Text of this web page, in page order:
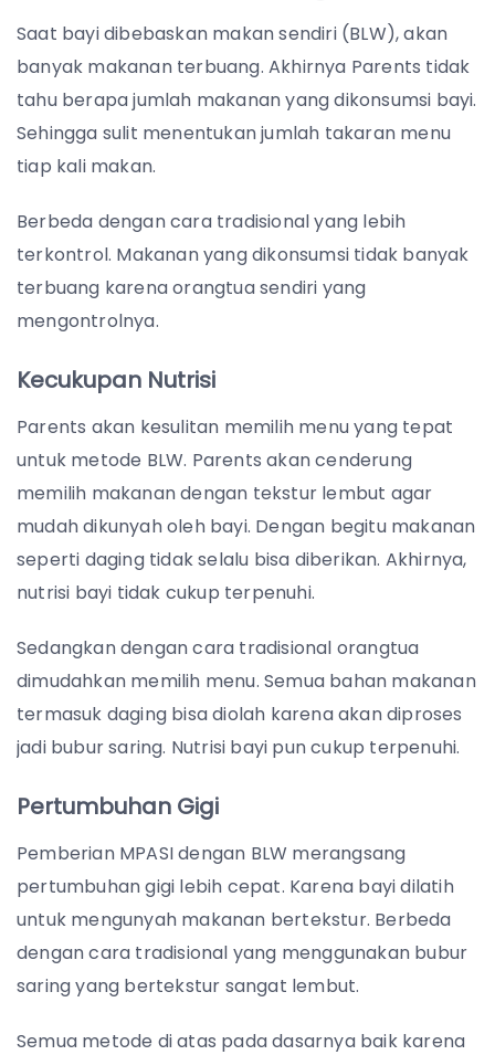
Saat bayi dibebaskan makan sendiri (BLW), akan
banyak makanan terbuang. Akhirnya Parents tidak
tahu berapa jumlah makanan yang dikonsumsi bayi.
Sehingga sulit menentukan jumlah takaran menu
tiap kali makan.
Berbeda dengan cara tradisional yang lebih
terkontrol. Makanan yang dikonsumsi tidak banyak
terbuang karena orangtua sendiri yang
mengontrolnya.
Kecukupan Nutrisi
Parents akan kesulitan memilih menu yang tepat
untuk metode BLW. Parents akan cenderung
memilih makanan dengan tekstur lembut agar
mudah dikunyah oleh bayi. Dengan begitu makanan
seperti daging tidak selalu bisa diberikan. Akhirnya,
nutrisi bayi tidak cukup terpenuhi.
Sedangkan dengan cara tradisional orangtua
dimudahkan memilih menu. Semua bahan makanan
termasuk daging bisa diolah karena akan diproses
jadi bubur saring. Nutrisi bayi pun cukup terpenuhi.
Pertumbuhan Gigi
Pemberian MPASI dengan BLW merangsang
pertumbuhan gigi lebih cepat. Karena bayi dilatih
untuk mengunyah makanan bertekstur. Berbeda
dengan cara tradisional yang menggunakan bubur
saring yang bertekstur sangat lembut.
Semua metode di atas pada dasarnya baik karena